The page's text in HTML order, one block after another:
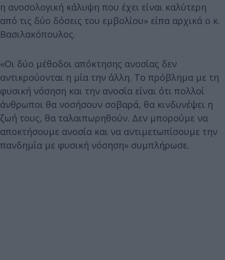
η ανοσολογική κάλυψη που έχει είναι καλύτερη
από τις δύο δόσεις του εμβολίου» είπα αρχικά ο κ.
Βασιλακόπουλος.
«Οι δύο μέθοδοι απόκτησης ανοσίας δεν
αντικρούονται η μία την άλλη. Το πρόβλημα με τη
φυσική νόσηση και την ανοσία είναι ότι πολλοί
άνθρωποι θα νοσήσουν σοβαρά, θα κινδυνέψει η
ζωή τους, θα ταλαιπωρηθούν. Δεν μπορούμε να
αποκτήσουμε ανοσία και να αντιμετωπίσουμε την
πανδημία με φυσική νόσηση» συμπλήρωσε.